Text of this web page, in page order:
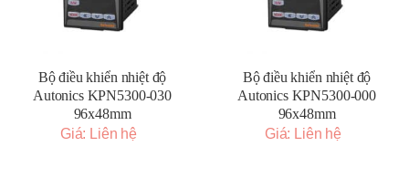
Bộ điều khiển nhiệt độ
Autonics KPN5300-030
96x48mm
Giá: Liên hệ
Bộ điều khiển nhiệt độ
Autonics KPN5300-000
96x48mm
Giá: Liên hệ